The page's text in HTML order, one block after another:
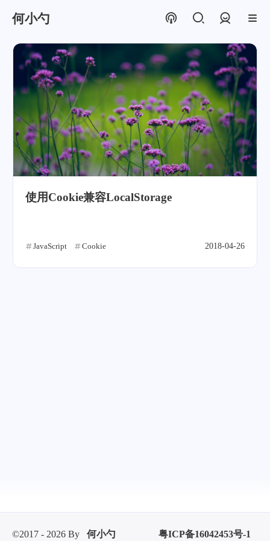
何小勺
使用Cookie兼容LocalStorage
JavaScript Cookie 2018-04-26
©2017 - 2026 By 何小勺 粤ICP备16042453号-1